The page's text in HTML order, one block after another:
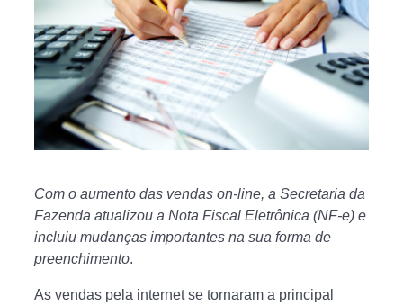
Com o aumento das vendas on-line, a Secretaria da
Fazenda atualizou a Nota Fiscal Eletrônica (NF-e) e
incluiu mudanças importantes na sua forma de
preenchimento.
As vendas pela internet se tornaram a principal